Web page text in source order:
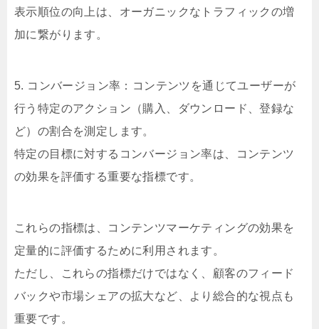
表示順位の向上は、オーガニックなトラフィックの増
加に繋がります。
5. コンバージョン率：コンテンツを通じてユーザーが
行う特定のアクション（購入、ダウンロード、登録な
ど）の割合を測定します。
特定の目標に対するコンバージョン率は、コンテンツ
の効果を評価する重要な指標です。
これらの指標は、コンテンツマーケティングの効果を
定量的に評価するために利用されます。
ただし、これらの指標だけではなく、顧客のフィード
バックや市場シェアの拡大など、より総合的な視点も
重要です。